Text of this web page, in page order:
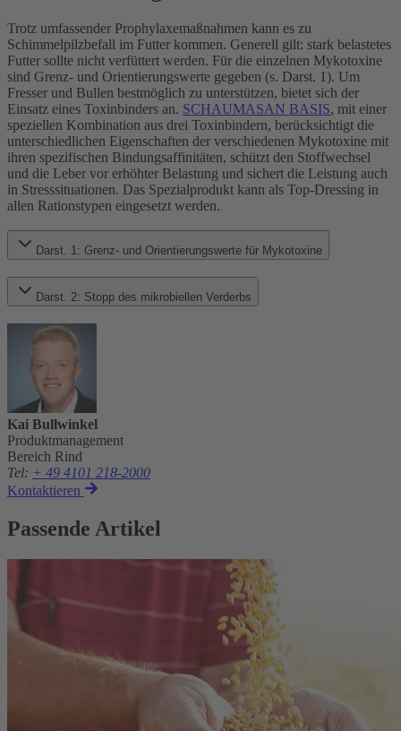
Trotz umfassender Prophylaxemaßnahmen kann es zu
Schimmelpilzbefall im Futter kommen. Generell gilt: stark belastetes
Futter sollte nicht verfüttert werden. Für die einzelnen Mykotoxine
sind Grenz- und Orientierungswerte gegeben (s. Darst. 1). Um
Fresser und Bullen bestmöglich zu unterstützen, bietet sich der
Einsatz eines Toxinbinders an. SCHAUMASAN BASIS, mit einer
speziellen Kombination aus drei Toxinbindern, berücksichtigt die
unterschiedlichen Eigenschaften der verschiedenen Mykotoxine mit
ihren spezifischen Bindungsaffinitäten, schützt den Stoffwechsel
und die Leber vor erhöhter Belastung und sichert die Leistung auch
in Stresssituationen. Das Spezialprodukt kann als Top-Dressing in
allen Rationstypen eingesetzt werden.
Darst. 1: Grenz- und Orientierungswerte für Mykotoxine
Darst. 2: Stopp des mikrobiellen Verderbs
Kai Bullwinkel
Produktmanagement
Bereich Rind
Tel: + 49 4101 218-2000
Kontaktieren
Passende Artikel